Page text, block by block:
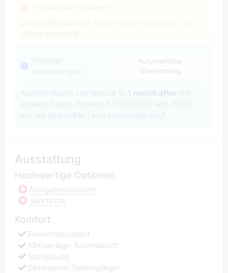
Wichtige
Anmerkungen
Automatische
Übersetzung
Auction results can take up to 1 month after the
expected date. Expected 31/08/2026 with 45000
km; tva deductible / etat impeccable sauf :
Ausstattung
Hochwertige Optionen
Navigationssystem
Sportsitze
Komfort
Fernlichtassistent
Klimaanlage: Automatisch
Sitzheizung
Elektrischer Seitenspiegel